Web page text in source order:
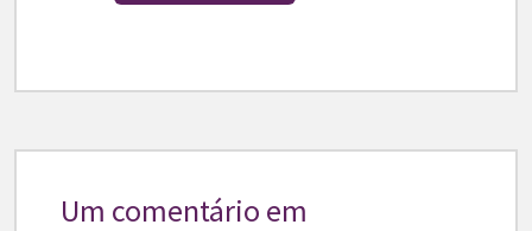
Um comentário em